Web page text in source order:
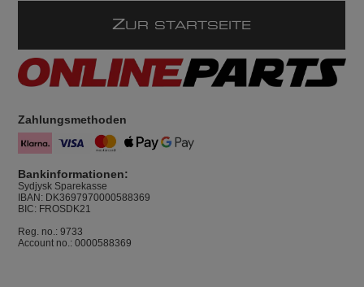
ZUR STARTSEITE
Zahlungsmethoden
Bankinformationen:
Sydjysk Sparekasse
IBAN: DK3697970000588369
BIC: FROSDK21
Reg. no.: 9733
Account no.: 0000588369